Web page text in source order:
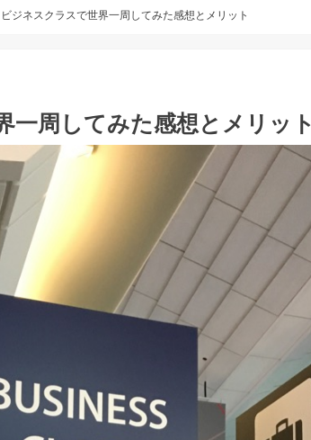
ビジネスクラスで世界一周してみた感想とメリット
一周してみた感想とメリット